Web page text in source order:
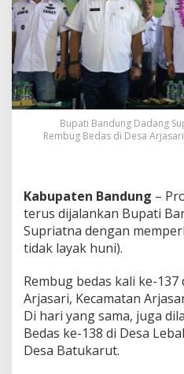
b
u
g
B
e
d
a
s
,
B
B
a
u
n
g
K
l
Bupati Bandung Dadang
Rembug Bedas di Desa
Kabupaten Bandung –
terus dijalankan Bupati
Supriatna dengan
tidak layak huni).
Rembug bedas kali ke-
Arjasari, Kecamatan
Di hari yang sama, juga
Bedas ke-138 di Desa
Desa Batukarut.